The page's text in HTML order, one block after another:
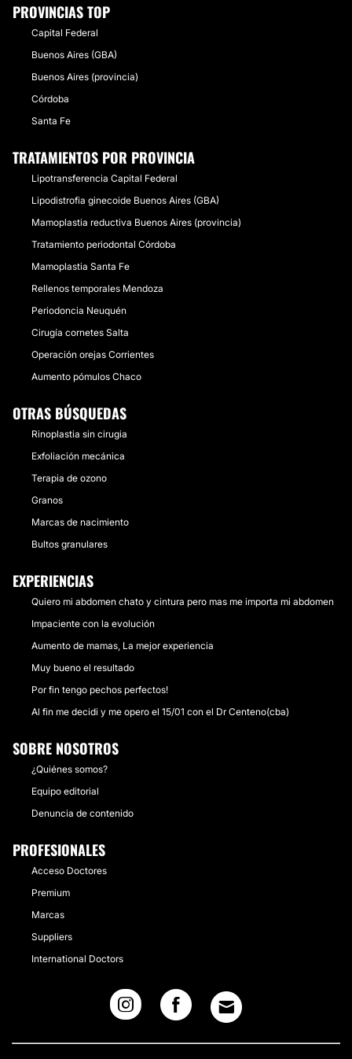
PROVINCIAS TOP
Capital Federal
Buenos Aires (GBA)
Buenos Aires (provincia)
Córdoba
Santa Fe
TRATAMIENTOS POR PROVINCIA
Lipotransferencia Capital Federal
Lipodistrofia ginecoide Buenos Aires (GBA)
Mamoplastia reductiva Buenos Aires (provincia)
Tratamiento periodontal Córdoba
Mamoplastia Santa Fe
Rellenos temporales Mendoza
Periodoncia Neuquén
Cirugía cornetes Salta
Operación orejas Corrientes
Aumento pómulos Chaco
OTRAS BÚSQUEDAS
Rinoplastia sin cirugia
Exfoliación mecánica
Terapia de ozono
Granos
Marcas de nacimiento
Bultos granulares
EXPERIENCIAS
Quiero mi abdomen chato y cintura pero mas me importa mi abdomen
Impaciente con la evolución
Aumento de mamas, La mejor experiencia
Muy bueno el resultado
Por fin tengo pechos perfectos!
Al fin me decidi y me opero el 15/01 con el Dr Centeno(cba)
SOBRE NOSOTROS
¿Quiénes somos?
Equipo editorial
Denuncia de contenido
PROFESIONALES
Acceso Doctores
Premium
Marcas
Suppliers
International Doctors